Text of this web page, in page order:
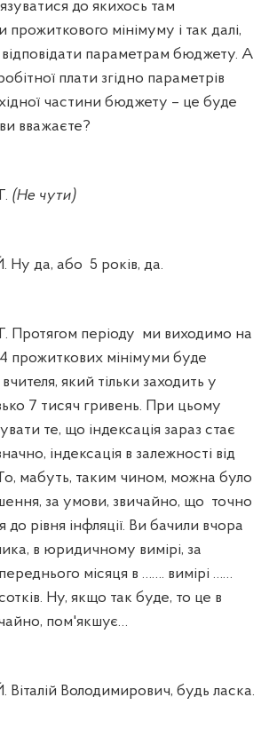
до якихось там
прожиткового мінімуму і так далі,
параметрам бюджету. А
плати згідно параметрів
частини бюджету – це буде
вважаєте?
(Не чути)
да, або 5 років, да.
Протягом періоду ми виходимо на
прожиткових мінімуми буде
вчителя, який тільки заходить у
7 тисяч гривень. При цьому
те, що індексація зараз стає
індексація в залежності від
То, мабуть, таким чином, можна було
за умови, звичайно, що точно
до рівня інфляції. Ви бачили вчора
в юридичному вимірі, за
місяця в ……. вимірі ……
Ну, якщо так буде, то це в
пом'якшує…
Володимирович, будь ласка.